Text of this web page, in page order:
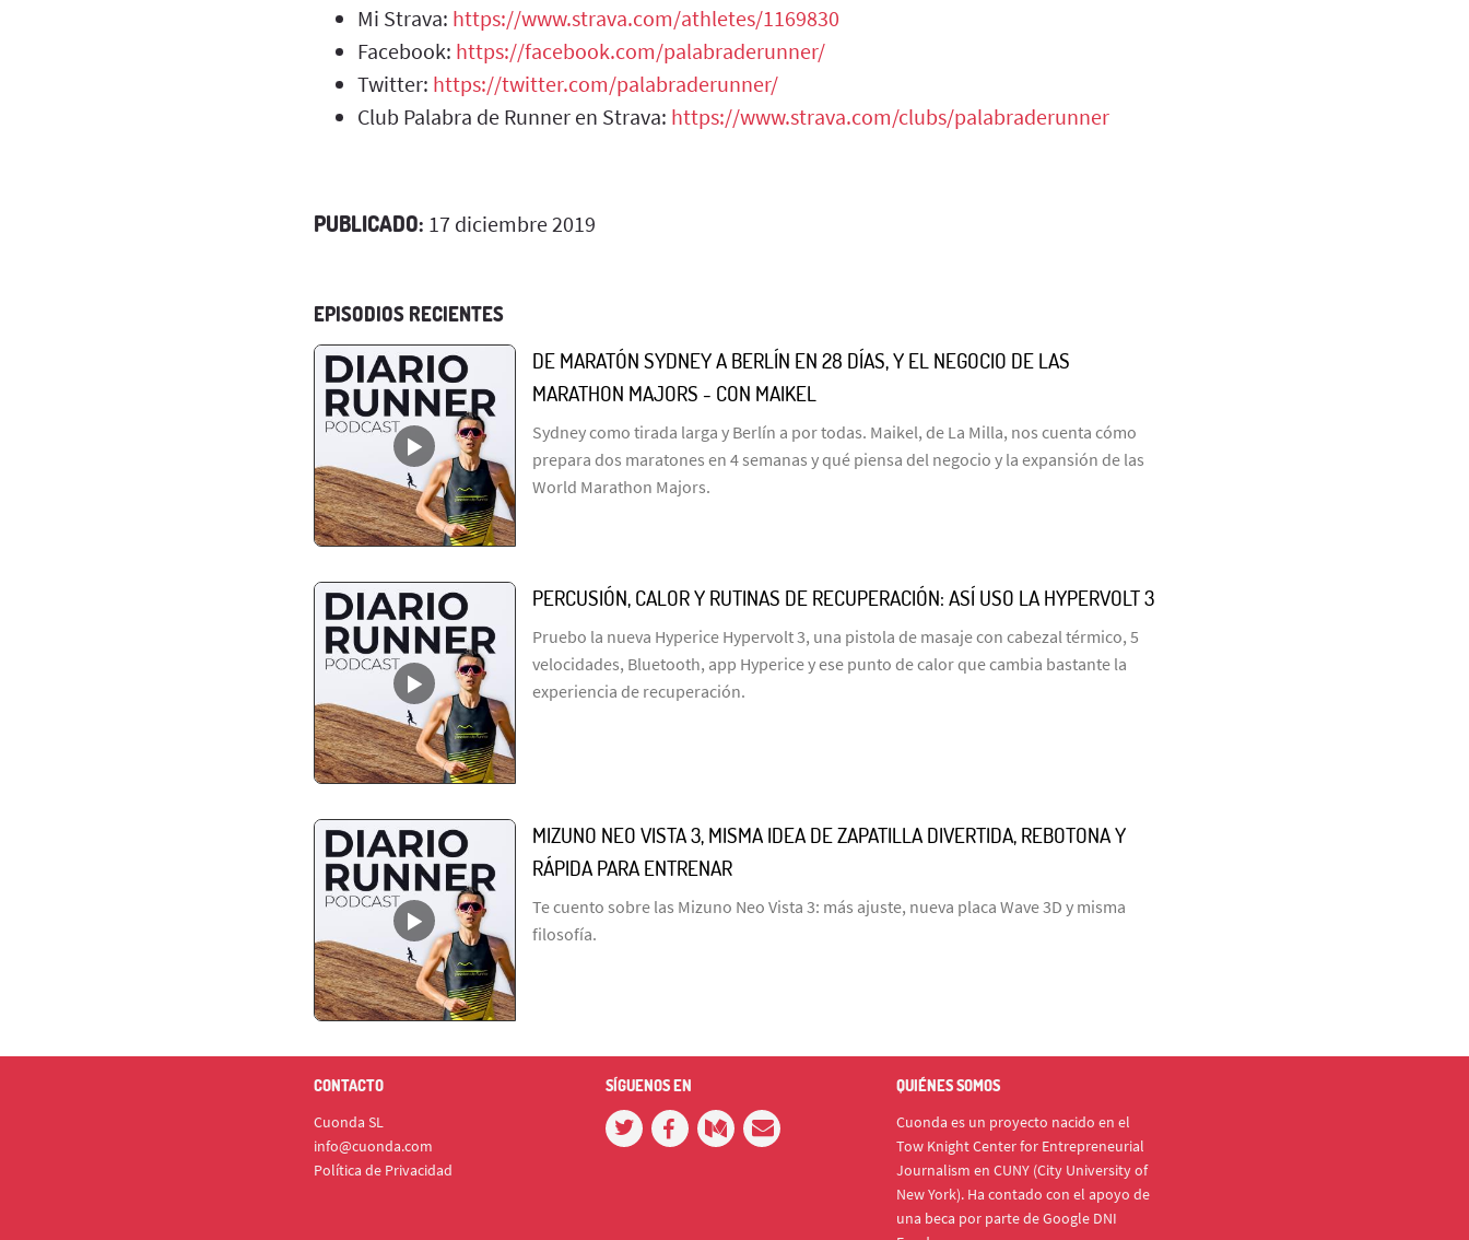
Mi Strava: https://www.strava.com/athletes/1169830
Facebook: https://facebook.com/palabraderunner/
Twitter: https://twitter.com/palabraderunner/
Club Palabra de Runner en Strava: https://www.strava.com/clubs/palabraderunner
PUBLICADO: 17 diciembre 2019
EPISODIOS RECIENTES
DE MARATÓN SYDNEY A BERLÍN EN 28 DÍAS, Y EL NEGOCIO DE LAS
MARATHON MAJORS - CON MAIKEL
Sydney como tirada larga y Berlín a por todas. Maikel, de La Milla, nos cuenta cómo
prepara dos maratones en 4 semanas y qué piensa del negocio y la expansión de las
World Marathon Majors.
PERCUSIÓN, CALOR Y RUTINAS DE RECUPERACIÓN: ASÍ USO LA HYPERVOLT 3
Pruebo la nueva Hyperice Hypervolt 3, una pistola de masaje con cabezal térmico, 5
velocidades, Bluetooth, app Hyperice y ese punto de calor que cambia bastante la
experiencia de recuperación.
MIZUNO NEO VISTA 3, MISMA IDEA DE ZAPATILLA DIVERTIDA, REBOTONA Y
RÁPIDA PARA ENTRENAR
Te cuento sobre las Mizuno Neo Vista 3: más ajuste, nueva placa Wave 3D y misma
filosofía.
CONTACTO
Cuonda SL
info@cuonda.com
Política de Privacidad
SÍGUENOS EN QUIÉNES SOMOS
Cuonda es un proyecto nacido en el
Tow Knight Center for Entrepreneurial
Journalism en CUNY (City University of
New York). Ha contado con el apoyo de
una beca por parte de Google DNI